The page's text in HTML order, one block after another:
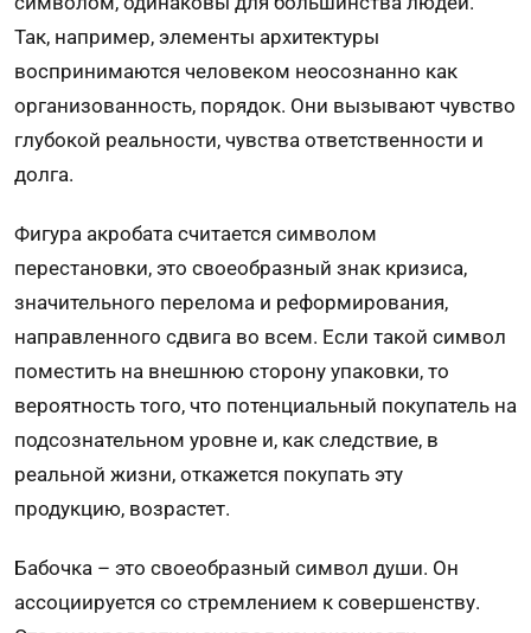
Так, например, элементы архитектуры
воспринимаются человеком неосознанно как
организованность, порядок. Они вызывают чувство
глубокой реальности, чувства ответственности и
долга.
Фигура акробата считается символом
перестановки, это своеобразный знак кризиса,
значительного перелома и реформирования,
направленного сдвига во всем. Если такой символ
поместить на внешнюю сторону упаковки, то
вероятность того, что потенциальный покупатель на
подсознательном уровне и, как следствие, в
реальной жизни, откажется покупать эту
продукцию, возрастет.
Бабочка – это своеобразный символ души. Он
ассоциируется со стремлением к совершенству.